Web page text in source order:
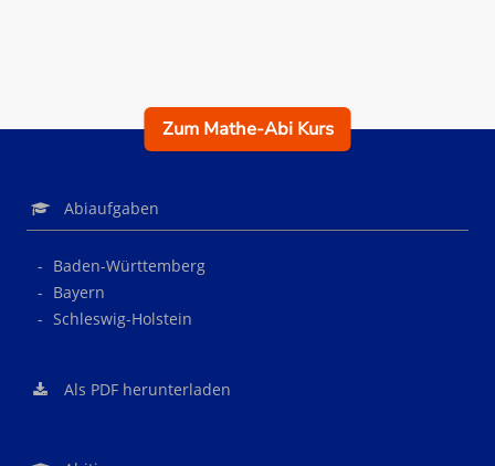
Zum Mathe-Abi Kurs
Abiaufgaben
Baden-Württemberg
Bayern
Schleswig-Holstein
Als PDF herunterladen